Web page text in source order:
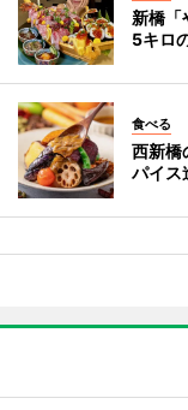
新橋
5キロ
食べる
西新橋
パイス